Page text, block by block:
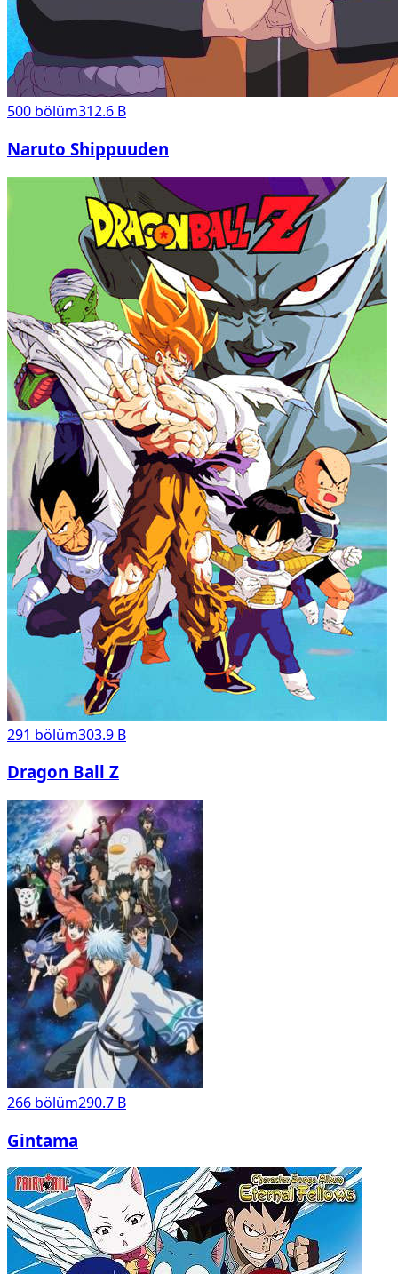
500 bölüm312.6 B
Naruto Shippuuden
291 bölüm303.9 B
Dragon Ball Z
266 bölüm290.7 B
Gintama